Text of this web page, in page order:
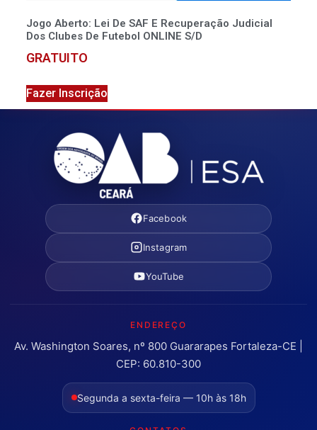
Jogo Aberto: Lei De SAF E Recuperação Judicial
Dos Clubes De Futebol ONLINE S/D
GRATUITO
Fazer Inscrição
Facebook
Instagram
YouTube
ENDEREÇO
Av. Washington Soares, nº 800 Guararapes Fortaleza-CE |
CEP: 60.810-300
Segunda a sexta-feira — 10h às 18h